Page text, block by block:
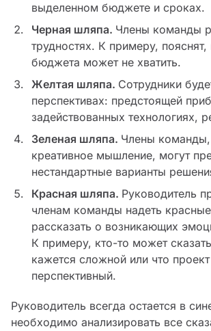
выделенном бюджете и сроках.
Черная шляпа. Члены команды
трудностях. К примеру,
бюджета может не хватить.
Желтая шляпа. Сотрудники
перспективах: предстоящей
задействованных технологиях,
Зеленая шляпа. Члены
креативное мышление, могут
нестандартные варианты
Красная шляпа. Руководитель
членам команды надеть
рассказать о возникающих
К примеру, кто-то может
кажется сложной или что
перспективный.
Руководитель всегда остается в
необходимо анализировать все